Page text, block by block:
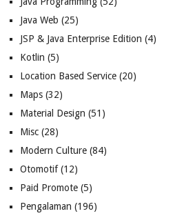
Java Web (25)
JSP & Java Enterprise Edition (4)
Kotlin (5)
Location Based Service(20)
Maps(32)
Material Design (51)
Misc(28)
Modern Culture(84)
Otomotif(12)
Paid Promote(5)
Pengalaman (196)